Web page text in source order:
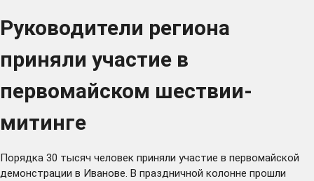
Руководители региона
приняли участие в
первомайском шествии-
митинге
Порядка 30 тысяч человек приняли участие в первомайской
демонстрации в Иванове. В праздничной колонне прошли